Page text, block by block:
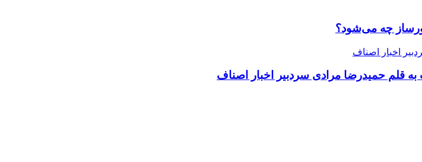
قلم حمیدرضا مرادی سردبیر اخبار اصناف